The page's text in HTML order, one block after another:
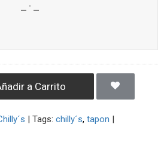
a Carrito
| Tags: chilly´s tapon |